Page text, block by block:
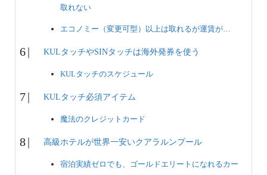
取れない
エコノミー（変更可型）以上は取れるが運賃が…
KULタッチやSINタッチは海外発券を使う
KULタッチのスケジュール
KULタッチ必須アイテム
魔法のクレジットカード
高級ホテルが世界一安いクアラルンプール
宿泊実績ゼロでも、ゴールドエリートになれるカー